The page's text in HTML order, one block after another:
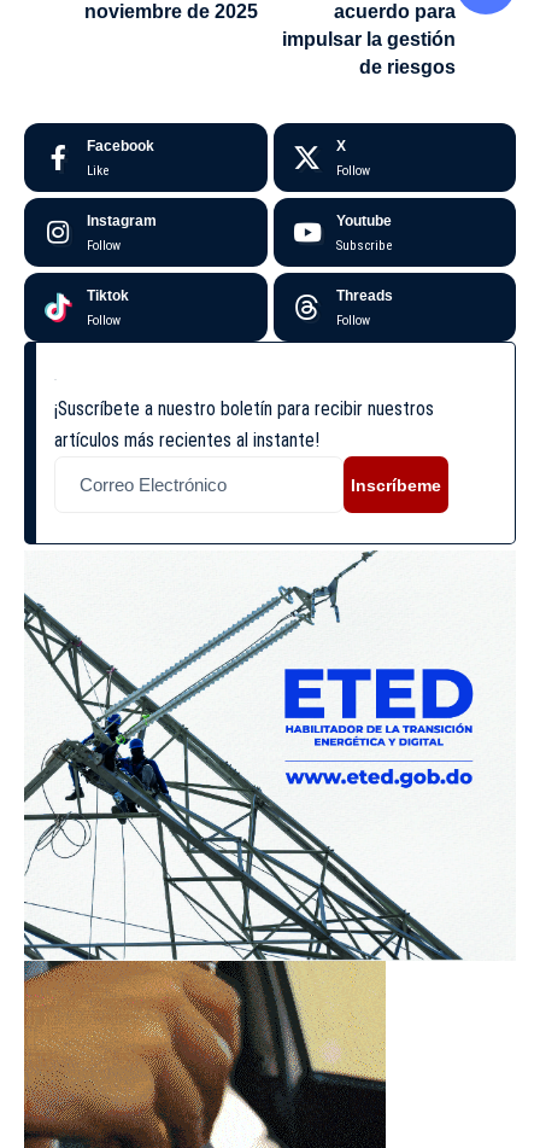
noviembre de 2025
acuerdo para
impulsar la gestión
de riesgos
Facebook
Like
X
Follow
Instagram
Follow
Youtube
Subscribe
Tiktok
Follow
Threads
Follow
¡Suscríbete a nuestro boletín para recibir nuestros
artículos más recientes al instante!
Inscríbeme